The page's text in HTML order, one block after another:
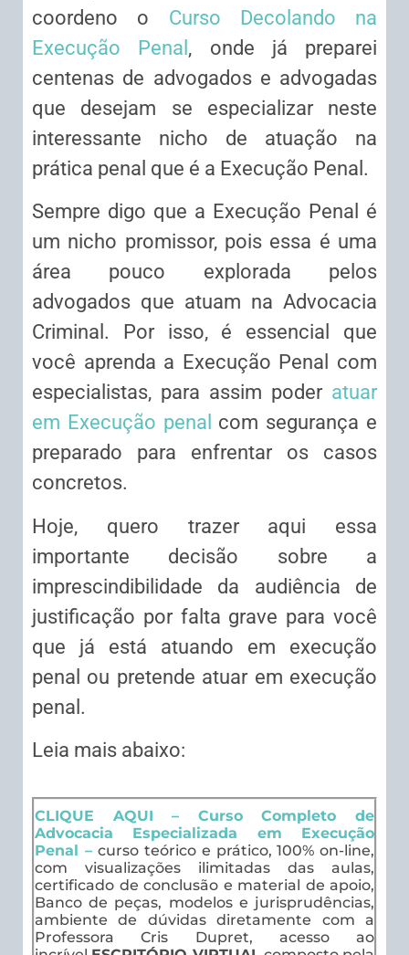
coordeno o Curso Decolando na
Execução Penal , onde já preparei
centenas de advogados e advogadas
que desejam se especializar neste
interessante nicho de atuação na
prática penal que é a Execução Penal.
Sempre digo que a Execução Penal é
um nicho promissor, pois essa é uma
área pouco explorada pelos
advogados que atuam na Advocacia
Criminal. Por isso, é essencial que
você aprenda a Execução Penal com
especialistas, para assim poder atuar
em Execução penal com segurança e
preparado para enfrentar os casos
concretos.
Hoje, quero trazer aqui essa
importante decisão sobre a
imprescindibilidade da audiência de
justificação por falta grave para você
que já está atuando em execução
penal ou pretende atuar em execução
penal.
Leia mais abaixo:
CLIQUE AQUI – Curso Completo de
Advocacia Especializada em Execução
Penal –curso teórico e prático, 100% on-line,
com visualizações ilimitadas das aulas,
certificado de conclusão e material de apoio,
Banco de peças, modelos e jurisprudências,
ambiente de dúvidas diretamente com a
Professora Cris Dupret, acesso ao